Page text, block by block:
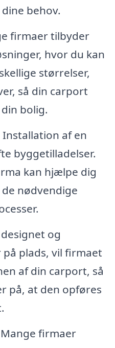
behov.
firmaer tilbyder
hvor du kan
størrelser,
så din carport
bolig.
Installation af en
byggetilladelser.
kan hjælpe dig
nødvendige
og
plads, vil firmaet
af din carport, så
på, at den opføres
Mange firmaer